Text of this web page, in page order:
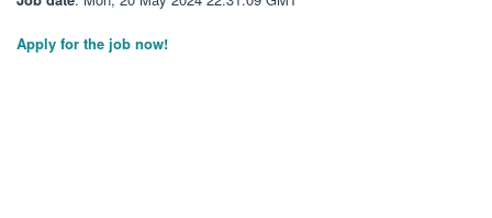
Apply for the job now!